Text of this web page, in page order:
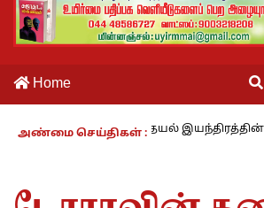
Home
அண்மை செய்திகள் :
– 27 : தையல் இயந்திரத்தின்